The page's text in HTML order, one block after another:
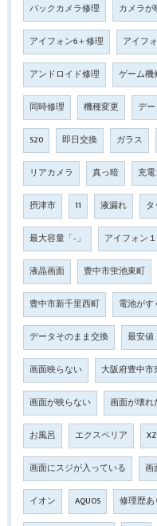
バックカメラ修理 カメラ
アイフォン6＋修理 アイフ
アンドロイド修理 ゲーム機
同時修理 機種変更 デ
S20 即日交換 ガラス
リアカメラ 真っ暗 充
摂津市 11 液漏れ
最大容量「‐」 アイフォン
液晶画面 豊中市蛍池東町
豊中市新千里西町 電池がす
データそのまま交換 最安値
画面映らない 大阪府豊中市
画面が映らない 画面が壊れ
お風呂 エクスペリア
画面にスジが入っている 画
イオン AQUOS 修理歴あ